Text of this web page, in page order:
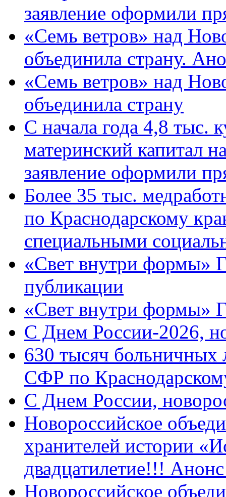
заявление оформили
«Семь ветров» над
объединила страну.
«Семь ветров» над
объединила страну
С начала года 4,8 тыс.
материнский капитал
заявление оформили
Более 35 тыс.
по Краснодарскому
специальными
«Свет внутри формы»
публикации
«Свет внутри формы»
C Днем России-2026,
630 тысяч больничных
СФР по
C Днем России,
Новороссийское
хранителей истории
двадцатилетие!!!
Новороссийское